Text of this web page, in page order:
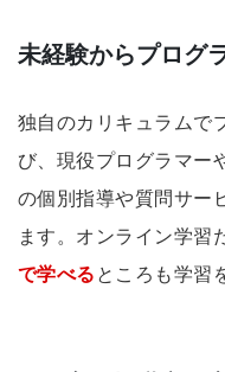
未経験からプログ
独自のカリキュラムで
び、現役プログラマー
の​個別指導や質問サー
ます。​​オンライン学習
で学べる ところも学習